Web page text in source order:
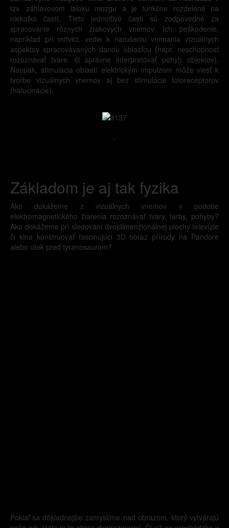
tzv. záhlavovom laloku mozgu a je funkčne rozdelené na
niekoľko častí. Tieto jednotlivé časti sú zodpovedné za
spracovanie rôznych zrakových vnemov. Ich poškodenie,
napríklad pri mŕtvici, vedie k narušeniu vnímania vizuálnych
aspektov spracovávaných danou oblasťou (napr. neschopnosť
rozoznávať tváre, či správne interpretovať pohyb objektov).
Naopak, stimulácia oblastí elektrickým impulzom môže viesť k
tvorbe vizuálnych vnemov aj bez stimulácie fotoreceptorov
(halucinácie).
-
Základom je aj tak fyzika
Ako dokážeme z vizuálnych vnemov v podobe
elektromagnetického žiarenia rozoznávať tvary, farby, pohyby?
Ako dokážeme pri sledovaní dvojdimenzionálnej plochy televízie
či kina konštruovať fascinujúci 3D obraz prírody na Pandore
alebo útek pred tyranosaurom?
Pokiaľ sa dôkladnejšie zamyslíme nad obrazom, ktorý vytvárajú